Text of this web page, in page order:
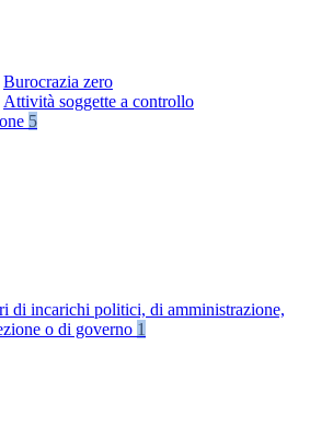
Burocrazia zero
Attività soggette a controllo
5
di incarichi politici, di amministrazione,
o di governo 1